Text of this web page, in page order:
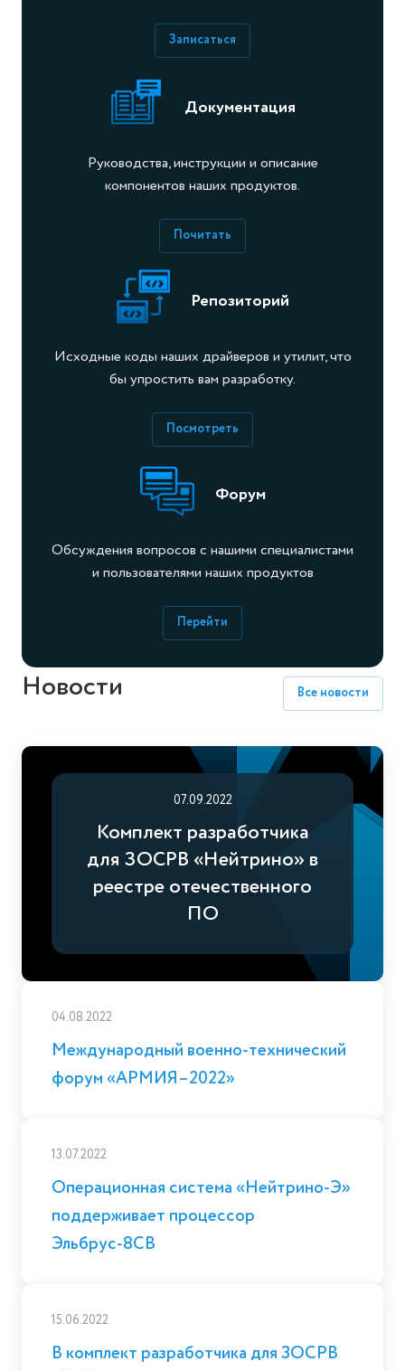
Записаться
Документация
Руководства, инструкции и описание
компонентов наших продуктов.
Почитать
Репозиторий
Исходные коды наших драйверов и утилит, что
бы упростить вам разработку.
Посмотреть
Форум
Обсуждения вопросов с нашими специалистами
и пользователями наших продуктов
Перейти
Новости
07.09.2022
Комплект разработчика
для ЗОСРВ «Нейтрино» в
реестре отечественного
ПО
04.08.2022
Международный военно-технический
форум «АРМИЯ–2022»
13.07.2022
Операционная система «Нейтрино-Э»
поддерживает процессор
Эльбрус-8СВ
15.06.2022
В комплект разработчика для ЗОСРВ
Все новости